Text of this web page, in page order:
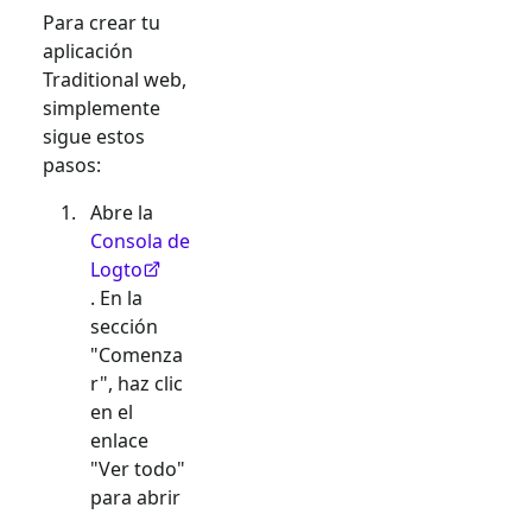
Para crear tu
aplicación
Traditional web,
simplemente
sigue estos
pasos:
Abre la
Consola de
Logto
. En la
sección
"Comenza
r", haz clic
en el
enlace
"Ver todo"
para abrir